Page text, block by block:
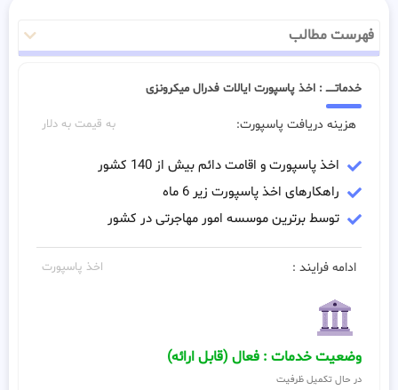
فهرست مطالب
خدماتـــــ : اخذ پاسپورت ایالات فدرال میکرونزی
هزینه دریافت پاسپورت: به قیمت به دلار
اخذ پاسپورت و اقامت دائم بیش از 140 کشور
راهکارهای اخذ پاسپورت زیر 6 ماه
توسط برترین موسسه امور مهاجرتی در کشور
ادامه فرایند : اخذ پاسپورت
وضعیت خدمات : فعال (قابل ارائه)
در حال تکمیل ظرفیت